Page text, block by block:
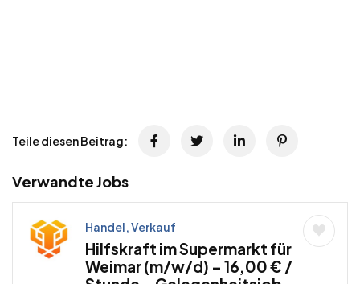
Teile diesen Beitrag:
Verwandte Jobs
Handel, Verkauf
Hilfskraft im Supermarkt für
Weimar (m/w/d) – 16,00 € /